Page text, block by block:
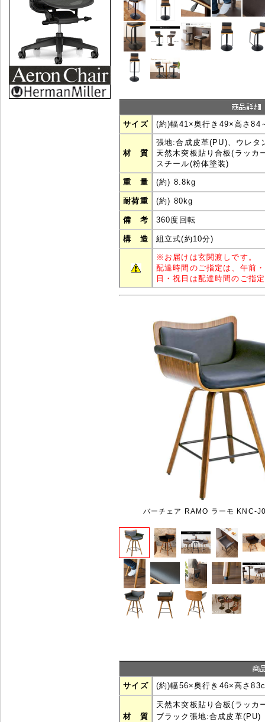
サイズ (約)幅41×奥行き49×高さ84
材 質
張地:合成皮革(PU)、ウレタ
天然木突板貼り合板(ラッカ
スチール(粉体塗装)
重 量 (約) 8.8kg
耐荷重 (約) 80kg
備 考 360度回転
構 造 組立式(約10分)
※ お届けは玄関渡しです。
配達時間のご指定は、午前
日・祝日は配達時間のご指
バーチェア RAMO ラーモ KNC-
サイズ (約)幅56×奥行き46×高さ
材 質
天然木突板貼り合板(ラッカ
ブラック張地:合成皮革(PU)